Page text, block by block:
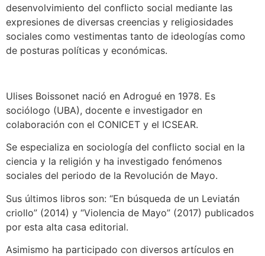
desenvolvimiento del conflicto social mediante las
expresiones de diversas creencias y religiosidades
sociales como vestimentas tanto de ideologías como
de posturas políticas y económicas.
Ulises Boissonet nació en Adrogué en 1978. Es
sociólogo (UBA), docente e investigador en
colaboración con el CONICET y el ICSEAR.
Se especializa en sociología del conflicto social en la
ciencia y la religión y ha investigado fenómenos
sociales del periodo de la Revolución de Mayo.
Sus últimos libros son: “En búsqueda de un Leviatán
criollo” (2014) y “Violencia de Mayo” (2017) publicados
por esta alta casa editorial.
Asimismo ha participado con diversos artículos en